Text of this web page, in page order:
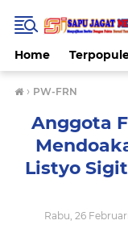
Home
› PW-FRN
Anggota
Listyo
Rabu, 26